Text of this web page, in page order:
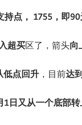
点， 1755，即90
超买区了，箭头向
低点回升，目前达到
1日又从一个底部转